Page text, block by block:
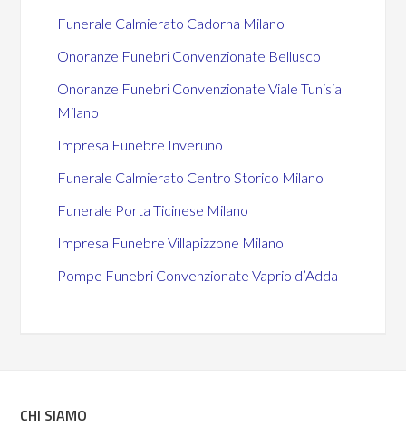
Funerale Calmierato Cadorna Milano
Onoranze Funebri Convenzionate Bellusco
Onoranze Funebri Convenzionate Viale Tunisia
Milano
Impresa Funebre Inveruno
Funerale Calmierato Centro Storico Milano
Funerale Porta Ticinese Milano
Impresa Funebre Villapizzone Milano
Pompe Funebri Convenzionate Vaprio d’Adda
CHI SIAMO